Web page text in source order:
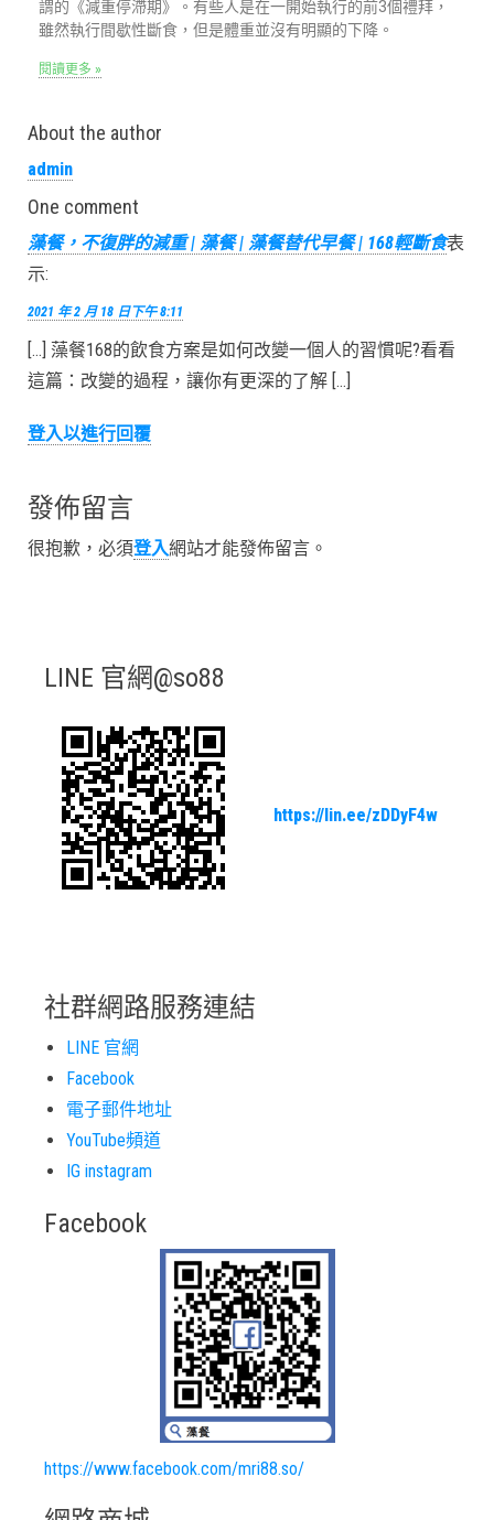
謂的《減重停滯期》。有些人是在一開始執行的前3個禮拜，
雖然執行間歇性斷食，但是體重並沒有明顯的下降。
閱讀更多 »
About the author
admin
One comment
藻餐，不復胖的減重 | 藻餐 | 藻餐替代早餐 | 168輕斷食表
示:
2021 年 2 月 18 日下午 8:11
[…] 藻餐168的飲食方案是如何改變一個人的習慣呢?看看
這篇：改變的過程，讓你有更深的了解 […]
登入以進行回覆
發佈留言
很抱歉，必須登入網站才能發佈留言。
LINE 官網@so88
https://lin.ee/zDDyF4w
社群網路服務連結
LINE 官網
Facebook
電子郵件地址
YouTube頻道
IG instagram
Facebook
https://www.facebook.com/mri88.so/